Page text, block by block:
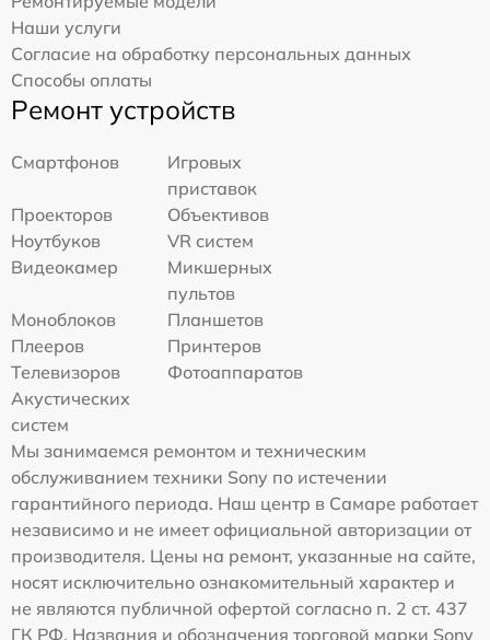
Наши услуги
Согласие на обработку персональных данных
Способы оплаты
Ремонт устройств
Смартфонов
Игровых
приставок
Проекторов
Объективов
Ноутбуков
VR систем
Видеокамер
Микшерных
пультов
Моноблоков
Планшетов
Плееров
Принтеров
Телевизоров
Фотоаппаратов
Акустических
систем
Мы занимаемся ремонтом и техническим
обслуживанием техники Sony по истечении
гарантийного периода. Наш центр в Самаре работает
независимо и не имеет официальной авторизации от
производителя. Цены на ремонт, указанные на сайте,
носят исключительно ознакомительный характер и
не являются публичной офертой согласно п. 2 ст. 437
ГК РФ. Названия и обозначения торговой марки Sony